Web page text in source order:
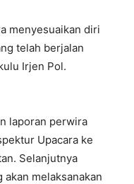
menyesuaikan diri
telah berjalan
Irjen Pol.
laporan perwira
Upacara ke
Selanjutnya
melaksanakan